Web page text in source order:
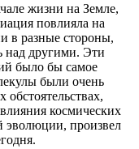
жизни на Земле,
повлияла на
в разные стороны,
над другими. Эти
было бы самое
были очень
космических
эволюции, произвел